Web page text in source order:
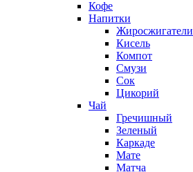
Кофе
Напитки
Жиросжигатели
Кисель
Компот
Смузи
Сок
Цикорий
Чай
Гречишный
Зеленый
Каркаде
Мате
Матча